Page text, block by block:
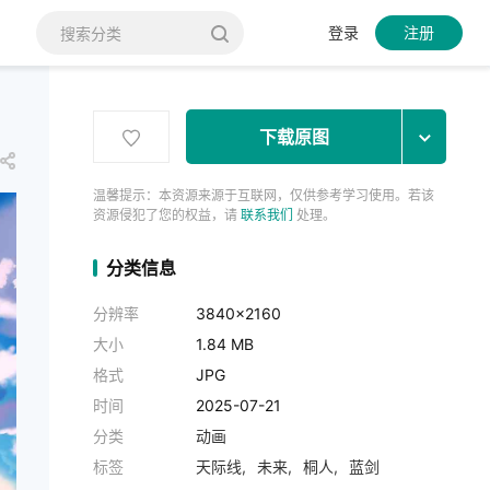
登录 注册
下载原图
温馨提示：本资源来源于互联网，仅供参考学习使用。若该
资源侵犯了您的权益，请联系我们 处理。
分类信息
分辨率
3840x2160
大小
1.84 MB
格式
JPG
时间
2025-07-21
分类
动画
标签
天际线 未来 桐人 蓝剑